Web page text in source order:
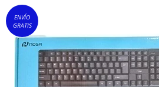
ENVÍO
GRATIS